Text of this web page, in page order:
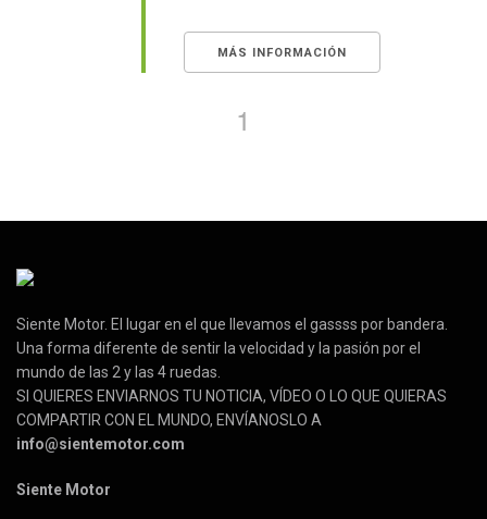
MÁS INFORMACIÓN
1
Siente Motor. El lugar en el que llevamos el gassss por bandera.
Una forma diferente de sentir la velocidad y la pasión por el
mundo de las 2 y las 4 ruedas.
SI QUIERES ENVIARNOS TU NOTICIA, VÍDEO O LO QUE QUIERAS
COMPARTIR CON EL MUNDO, ENVÍANOSLO A
info@sientemotor.com
Siente Motor